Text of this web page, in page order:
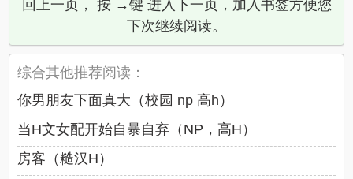
回上一页， 按 →键 进入下一页，加入书签方便您
下次继续阅读。
综合其他推荐阅读：
你男朋友下面真大（校园 np 高h）
当H文女配开始自暴自弃（NP，高H）
房客（糙汉H）